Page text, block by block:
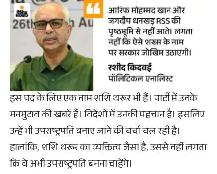
इस पद के लिए एक नाम शशि थरूर भी हैं। पार्टी में उनके
मनमुटाव की खबरें हैं। विदेशों में उनकी पहचान है। इसलिए
उन्हें भी उपराष्ट्रपति बनाए जाने की चर्चा चल रही है।
हालांकि, शशि थरूर का व्यक्तित्व जैसा है, उससे नहीं लगता
कि वे अभी उपराष्ट्रपति बनना चाहेंगे।